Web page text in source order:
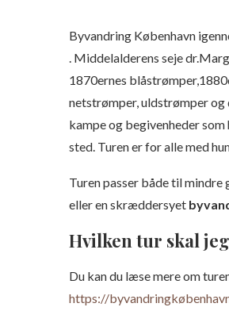
Byvandring København
. Middelalderens seje
1870ernes
netstrømper, uldstrømper
kampe og begivenheder
sted. Turen er for alle med
Turen passer både til
eller en skræddersyet
Hvilken tur skal
Du kan du læse mere om
https://